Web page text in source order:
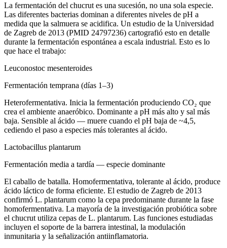
La fermentación del chucrut es una sucesión, no una sola especie.
Las diferentes bacterias dominan a diferentes niveles de pH a
medida que la salmuera se acidifica. Un estudio de la Universidad
de Zagreb de 2013 (PMID 24797236) cartografió esto en detalle
durante la fermentación espontánea a escala industrial. Esto es lo
que hace el trabajo:
Leuconostoc mesenteroides
Fermentación temprana (días 1–3)
Heterofermentativa. Inicia la fermentación produciendo CO₂ que
crea el ambiente anaeróbico. Dominante a pH más alto y sal más
baja. Sensible al ácido — muere cuando el pH baja de ~4,5,
cediendo el paso a especies más tolerantes al ácido.
Lactobacillus plantarum
Fermentación media a tardía — especie dominante
El caballo de batalla. Homofermentativa, tolerante al ácido, produce
ácido láctico de forma eficiente. El estudio de Zagreb de 2013
confirmó L. plantarum como la cepa predominante durante la fase
homofermentativa. La mayoría de la investigación probiótica sobre
el chucrut utiliza cepas de L. plantarum. Las funciones estudiadas
incluyen el soporte de la barrera intestinal, la modulación
inmunitaria y la señalización antiinflamatoria.